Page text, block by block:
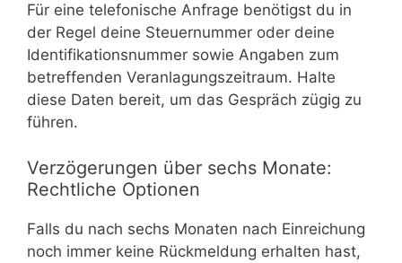
Für eine telefonische Anfrage benötigst du in
der Regel deine Steuernummer oder deine
Identifikationsnummer sowie Angaben zum
betreffenden Veranlagungszeitraum. Halte
diese Daten bereit, um das Gespräch zügig zu
führen.
Verzögerungen über sechs Monate:
Rechtliche Optionen
Falls du nach sechs Monaten nach Einreichung
noch immer keine Rückmeldung erhalten hast,